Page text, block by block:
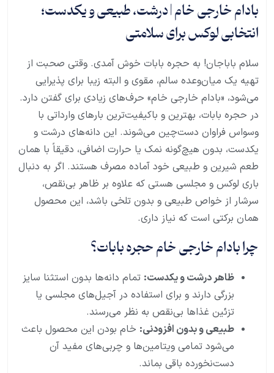
بادام خارجی خام | درشت، طبیعی و یکدست؛
انتخابی لوکس برای سلامتی
سلام باباجان! به حجره بابات خوش آمدی. وقتی صحبت از
تهیه یک میان‌وعده سالم، مقوی و البته زیبا برای پذیرایی
می‌شود، «بادام خارجی خام» حرف‌های زیادی برای گفتن دارد.
در حجره بابات، بهترین و باکیفیت‌ترین بارهای وارداتی با
وسواس فراوان دست‌چین می‌شوند. این دانه‌های درشت و
یکدست، بدون هیچ‌گونه نمک یا حرارت اضافی، دقیقاً با همان
طعم شیرین و طبیعی خود آماده مصرف هستند. اگر به دنبال
باری لوکس و مجلسی هستی که علاوه بر ظاهر بی‌نقص،
سرشار از خواص طبیعی و بدون تلخی باشد، این محصول
همان برکتی است که نیاز داری.
چرا بادام خارجی خام حجره بابات؟
ظاهر درشت و یکدست: تمام دانه‌ها بدون استثنا سایز
بزرگی دارند و برای استفاده در آجیل‌های مجلسی یا
تزئین غذاها بی‌نقص به نظر می‌رسند.
طبیعی و بدون افزودنی: خام بودن این محصول باعث
می‌شود تمامی ویتامین‌ها و چربی‌های مفید آن
دست‌نخورده باقی بماند.